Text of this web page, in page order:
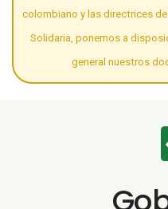
colombiano y las directrices
Solidaria, ponemos a
general nuestros